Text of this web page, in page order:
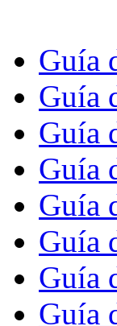
Guía
Guía
Guía
Guía
Guía
Guía
Guía
Guía